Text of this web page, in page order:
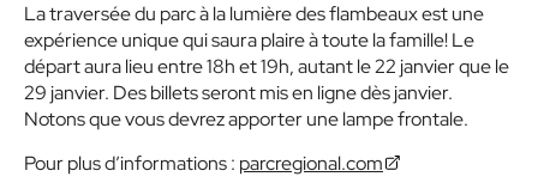
La traversée du parc à la lumière des flambeaux est une
expérience unique qui saura plaire à toute la famille! Le
départ aura lieu entre 18h et 19h, autant le 22 janvier que le
29 janvier. Des billets seront mis en ligne dès janvier.
Notons que vous devrez apporter une lampe frontale.
Pour plus d’informations : parcregional.com